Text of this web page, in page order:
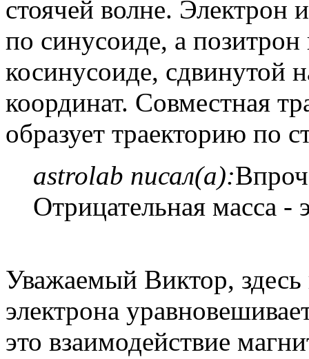
стоячей волне. Электрон
по синусоиде, а
косинусоиде, сдвинутой
координат. Совместная
образует траекторию по
astrolab писал(а):
Отрицательная масса -
Уважаемый Виктор, здесь
электрона
это взаимодействие